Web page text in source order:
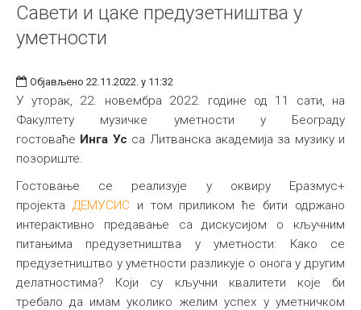
Савети и цаке предузетништва у
уметности
Објављено 22.11.2022. у 11:32
У уторак, 22. новембра 2022. године од 11 сати, на
Факултету музичке уметности у Београду
гостоваће Инга Ус са Литванска академија за музику и
позориште.
Гостовање се реализује у оквиру Еразмус+
пројекта ДЕМУСИС и том приликом ће бити одржано
интерактивно предавање са дискусијом о кључним
питањима предузетништва у уметности: Како се
предузетништво у уметности разликује о онога у другим
делатностима? Који су кључни квалитети које би
требало да имам уколико желим успех у уметничком